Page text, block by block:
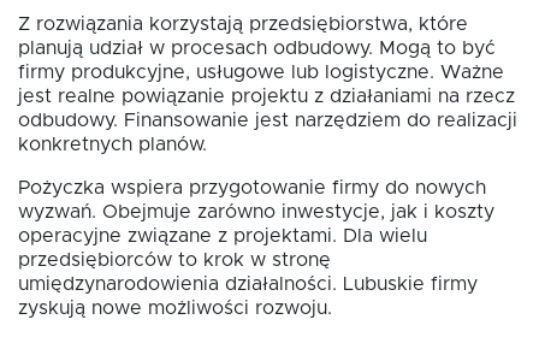
Z rozwiązania korzystają przedsiębiorstwa, które
planują udział w procesach odbudowy. Mogą to być
firmy produkcyjne, usługowe lub logistyczne. Ważne
jest realne powiązanie projektu z działaniami na rzecz
odbudowy. Finansowanie jest narzędziem do realizacji
konkretnych planów.
Pożyczka wspiera przygotowanie firmy do nowych
wyzwań. Obejmuje zarówno inwestycje, jak i koszty
operacyjne związane z projektami. Dla wielu
przedsiębiorców to krok w stronę
umiędzynarodowienia działalności. Lubuskie firmy
zyskują nowe możliwości rozwoju.